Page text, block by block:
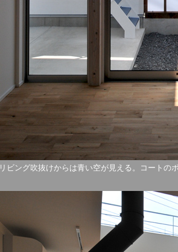
リビング吹抜けからは青い空が見える。コートの